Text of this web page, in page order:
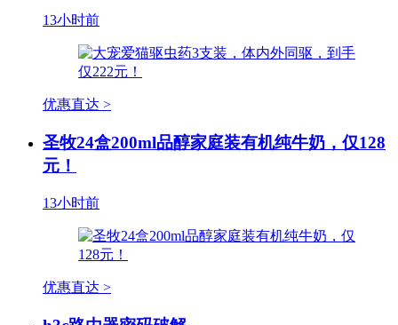
13小时前
优惠直达 >
圣牧24盒200ml品醇家庭装有机纯牛奶，仅128
元！
13小时前
优惠直达 >